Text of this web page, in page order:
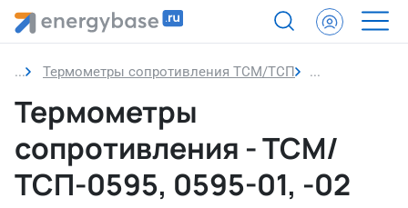
Термометры сопротивления ТСМ/ТСП Термометры
Термометры
сопротивления - ТСМ/
ТСП-0595, 0595-01, -02